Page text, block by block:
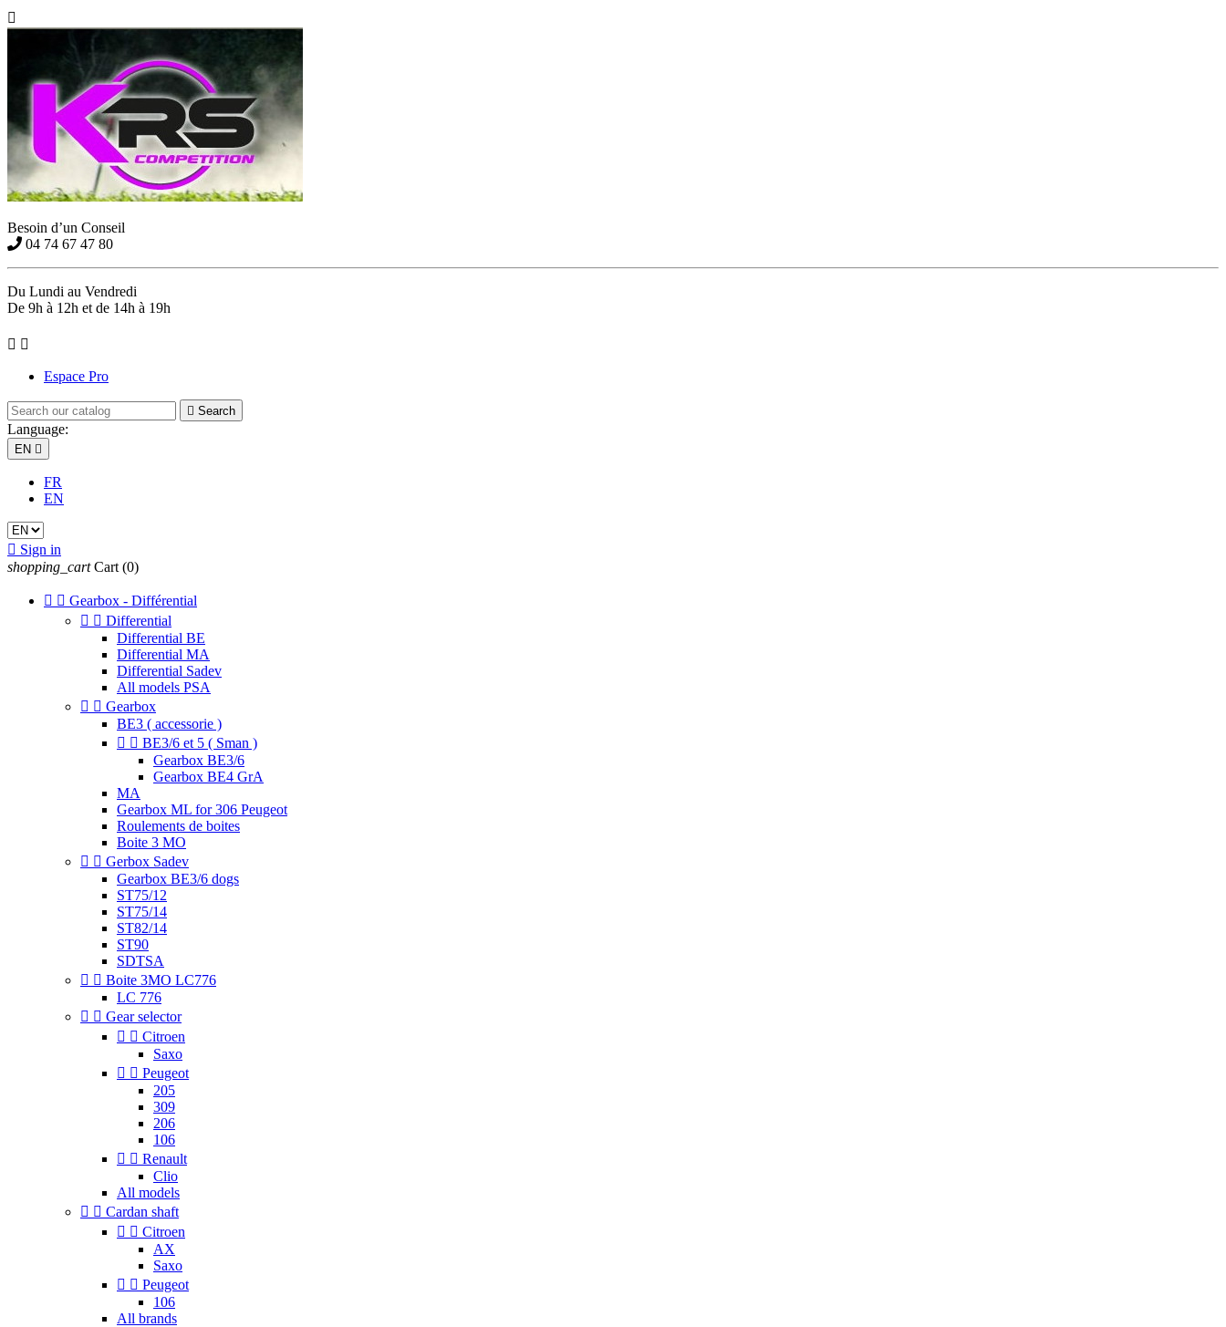

Besoin d’un Conseil
04 74 67 47 80
Du Lundi au Vendredi
De 9h à 12h et de 14h à 19h
 
Espace Pro
 Search
Language:
EN 
FR
EN
 Sign in
shopping_cart Cart (0)
  Gearbox - Différential
  Differential
Differential BE
Differential MA
Differential Sadev
All models PSA
  Gearbox
BE3 ( accessorie )
  BE3/6 et 5 ( Sman )
Gearbox BE3/6
Gearbox BE4 GrA
MA
Gearbox ML for 306 Peugeot
Roulements de boites
Boite 3 MO
  Gerbox Sadev
Gearbox BE3/6 dogs
ST75/12
ST75/14
ST82/14
ST90
SDTSA
  Boite 3MO LC776
LC 776
  Gear selector
  Citroen
Saxo
  Peugeot
205
309
206
106
  Renault
Clio
All models
  Cardan shaft
  Citroen
AX
Saxo
  Peugeot
106
All brands